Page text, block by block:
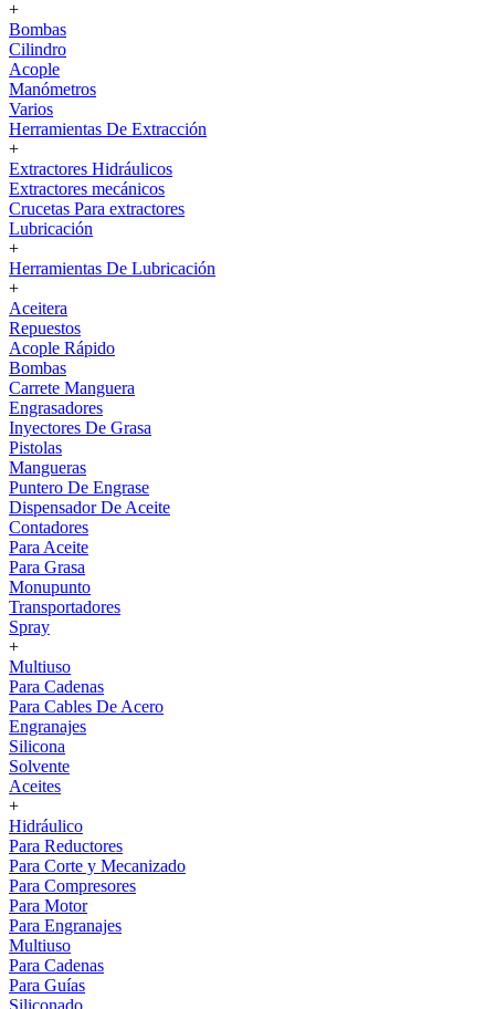
+
Bombas
Cilindro
Acople
Manómetros
Varios
Herramientas De Extracción
+
Extractores Hidráulicos
Extractores mecánicos
Crucetas Para extractores
Lubricación
+
Herramientas De Lubricación
+
Aceitera
Repuestos
Acople Rápido
Bombas
Carrete Manguera
Engrasadores
Inyectores De Grasa
Pistolas
Mangueras
Puntero De Engrase
Dispensador De Aceite
Contadores
Para Aceite
Para Grasa
Monupunto
Transportadores
Spray
+
Multiuso
Para Cadenas
Para Cables De Acero
Engranajes
Silicona
Solvente
Aceites
+
Hidráulico
Para Reductores
Para Corte y Mecanizado
Para Compresores
Para Motor
Para Engranajes
Multiuso
Para Cadenas
Para Guías
Siliconado